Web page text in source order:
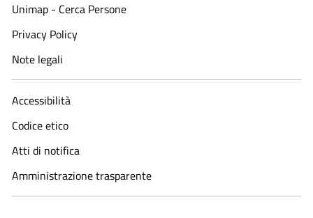
Unimap - Cerca Persone
Privacy Policy
Note legali
Accessibilità
Codice etico
Atti di notifica
Amministrazione trasparente